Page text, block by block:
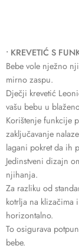
• KREVETIĆ S
Bebe vole nježno
mirno zaspu.
Dječji krevetić
vašu bebu u
Korištenje funkcije
zaključavanje
lagani pokret da ih
Jedinstveni dizajn
njihanja.
Za razliku od
kotrlja na klizačima
horizontalno.
To osigurava
bebe.